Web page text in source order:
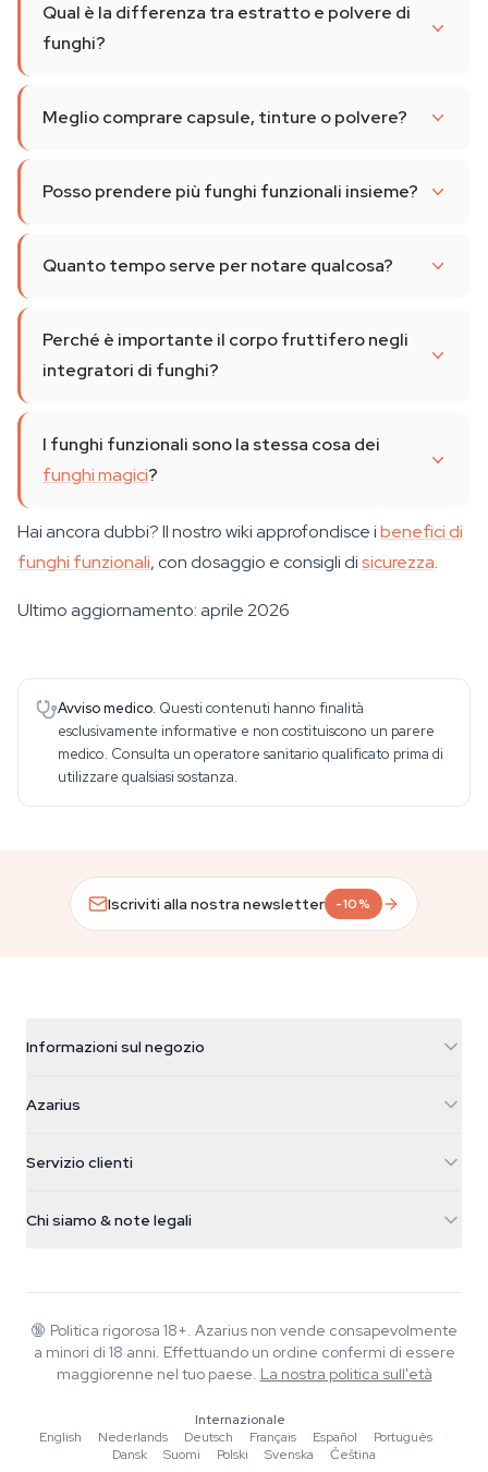
Qual è la differenza tra estratto e polvere di
funghi?
Meglio comprare capsule, tinture o polvere?
Posso prendere più funghi funzionali insieme?
Quanto tempo serve per notare qualcosa?
Perché è importante il corpo fruttifero negli
integratori di funghi?
I funghi funzionali sono la stessa cosa dei
funghi magici?
Hai ancora dubbi? Il nostro wiki approfondisce ibenefici di
funghi funzionali, con dosaggio e consigli disicurezza.
Ultimo aggiornamento: aprile 2026
Avviso medico. Questi contenuti hanno finalità
esclusivamente informative e non costituiscono un parere
medico. Consulta un operatore sanitario qualificato prima di
utilizzare qualsiasi sostanza.
Iscriviti alla nostra newsletter -10%
Informazioni sul negozio
Galvaniweg 11
Nederland
+31(0)204897914
Azarius
Smokeshop
Servizio clienti
FAQ
Informativa sulla privacy
Chi siamo & note legali
Wiki
Blog
Musica
Linee guida editoriali
Strumenti e Calcolatori
🔞 Politica rigorosa 18+. Azarius non vende consapevolmente
a minori di 18 anni. Effettuando un ordine confermi di essere
maggiorenne nel tuo paese. La nostra politica sull'età
Internazionale
English
·Nederlands ·Deutsch ·Français ·Español ·Português
·
Dansk
·Suomi ·Polski ·Svenska ·Čeština